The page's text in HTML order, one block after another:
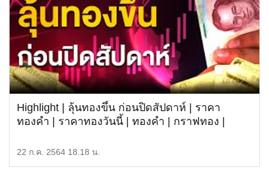
Highlight | ลุ้นทองขึ้น ก่อนปิดสัปดาห์ | ราคา
ทองคำ | ราคาทองวันนี้ | ทองคำ | กราฟทอง |
22 ก.ค. 2564 18.18 น.